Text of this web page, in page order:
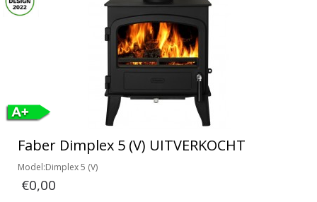
Faber Dimplex 5 (V) UITVERKOCHT
Model:Dimplex 5 (V)
€0,00